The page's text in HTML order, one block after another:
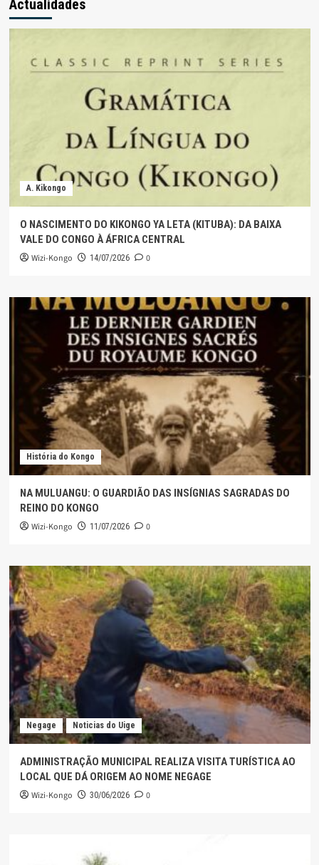
Actualidades
A. Kikongo
O NASCIMENTO DO KIKONGO YA LETA (KITUBA): DA BAIXA
VALE DO CONGO À ÁFRICA CENTRAL
Wizi-Kongo 14/07/2026 0
História do Kongo
NA MULUANGU: O GUARDIÃO DAS INSÍGNIAS SAGRADAS DO
REINO DO KONGO
Wizi-Kongo 11/07/2026 0
Negage Noticias do Uige
ADMINISTRAÇÃO MUNICIPAL REALIZA VISITA TURÍSTICA AO
LOCAL QUE DÁ ORIGEM AO NOME NEGAGE
Wizi-Kongo 30/06/2026 0